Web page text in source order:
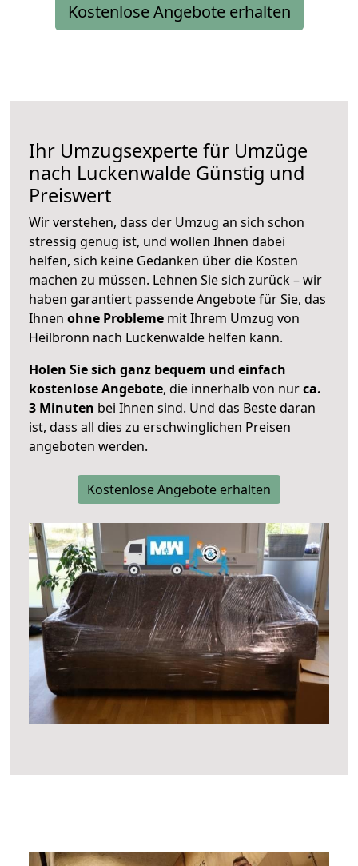
Kostenlose Angebote erhalten
Ihr Umzugsexperte für Umzüge
nach Luckenwalde Günstig und
Preiswert
Wir verstehen, dass der Umzug an sich schon
stressig genug ist, und wollen Ihnen dabei
helfen, sich keine Gedanken über die Kosten
machen zu müssen. Lehnen Sie sich zurück – wir
haben garantiert passende Angebote für Sie, das
Ihnen ohne Probleme mit Ihrem Umzug von
Heilbronn nach Luckenwalde helfen kann.
Holen Sie sich ganz bequem und einfach
kostenlose Angebote, die innerhalb von nurca.
3 Minuten bei Ihnen sind. Und das Beste daran
ist, dass all dies zu erschwinglichen Preisen
angeboten werden.
Kostenlose Angebote erhalten